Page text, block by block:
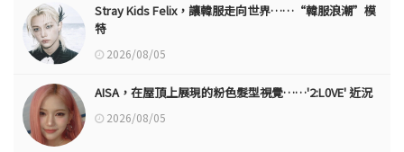
Stray Kids Felix，讓韓服走向世界……“韓服浪潮”模
特
2026/08/05
AISA，在屋頂上展現的粉色髮型視覺……'2:L0VE' 近況
2026/08/05